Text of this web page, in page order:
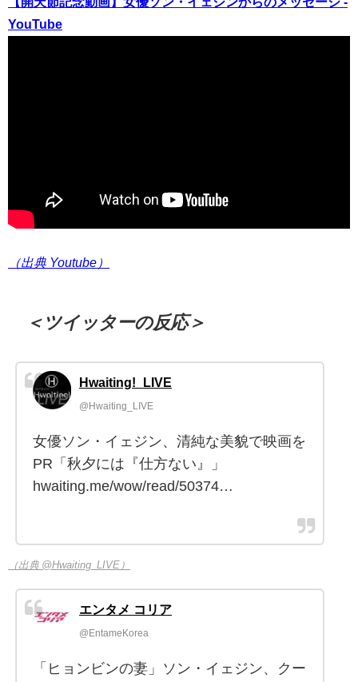
YouTube
（出典 Youtube）
＜ツイッターの反応＞
Hwaiting!_LIVE
@Hwaiting_LIVE
女優ソン・イェジン、清純な美貌で映画を
PR「秋夕には『仕方ない』」
hwaiting.me/wow/read/50374…
（出典 @Hwaiting_LIVE）
エンタメ コリア
@EntameKorea
「ヒョンビンの妻」ソン・イェジン、クー